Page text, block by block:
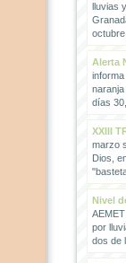
lluvias
Alerta
días
XXIII
marzo
Dios,
Nivel
por
dos de